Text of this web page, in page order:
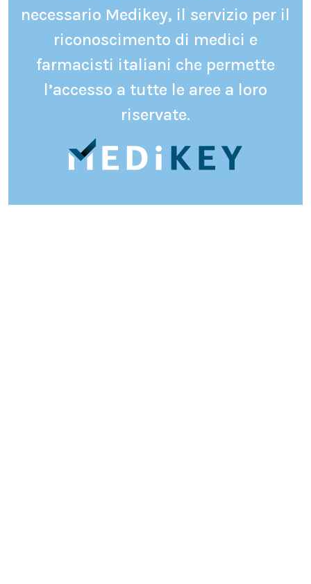
necessario Medikey, il servizio per il
riconoscimento di medici e
farmacisti italiani che permette
l’accesso a tutte le aree a loro
riservate.